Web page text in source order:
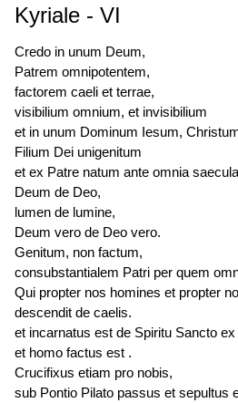
Kyriale - VI
Credo in unum Deum,
Patrem omnipotentem,
factorem caeli et terrae,
visibilium omnium, et invisibilium
et in unum Dominum Iesum,
Filium Dei unigenitum
et ex Patre natum ante omnia
Deum de Deo,
lumen de lumine,
Deum vero de Deo vero.
Genitum, non factum,
consubstantialem Patri per quem
Qui propter nos homines et propter
descendit de caelis.
et incarnatus est de Spiritu Sancto
et homo factus est .
Crucifixus etiam pro nobis,
sub Pontio Pilato passus et sepultus